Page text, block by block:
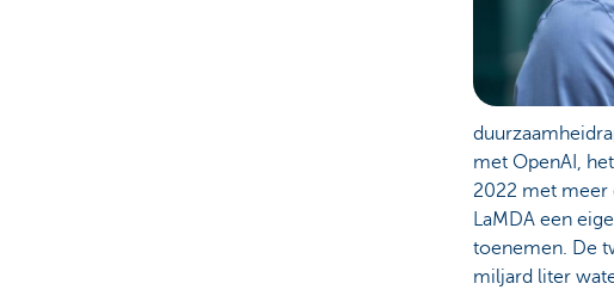
met OpenAI,
2022 met meer
LaMDA een
toenemen. De
miljard liter